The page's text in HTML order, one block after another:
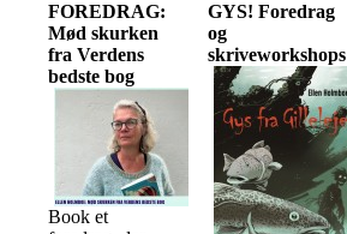
FOREDRAG:
Mød skurken
fra Verdens
bedste bog
Book et
GYS! Foredrag
og
skriveworkshops